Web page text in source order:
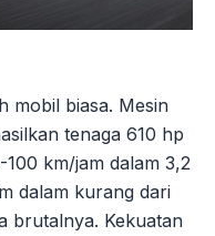
mobil biasa. Mesin
tenaga 610 hp
km/jam dalam 3,2
dalam kurang dari
brutalnya. Kekuatan